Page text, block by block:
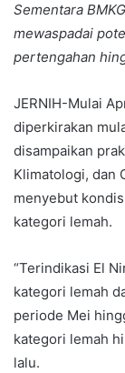
Sementara
mewaspadai
pertengahan
JERNIH-Mulai
diperkirakan
disampaikan
Klimatologi, dan
menyebut
kategori lemah.
“Terindikasi El
kategori lemah
periode Mei
kategori lemah
lalu.